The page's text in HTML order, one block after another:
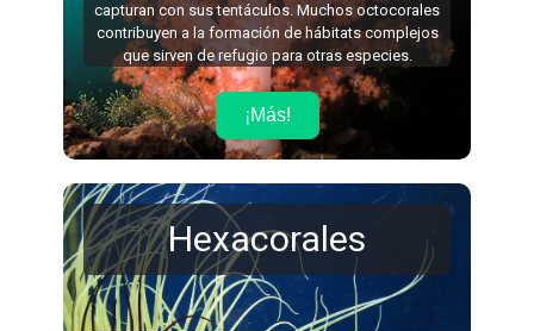
capturan con sus tentáculos. Muchos octocorales
contribuyen a la formación de hábitats complejos
que sirven de refugio para otras especies.
¡Más!
Hexacorales